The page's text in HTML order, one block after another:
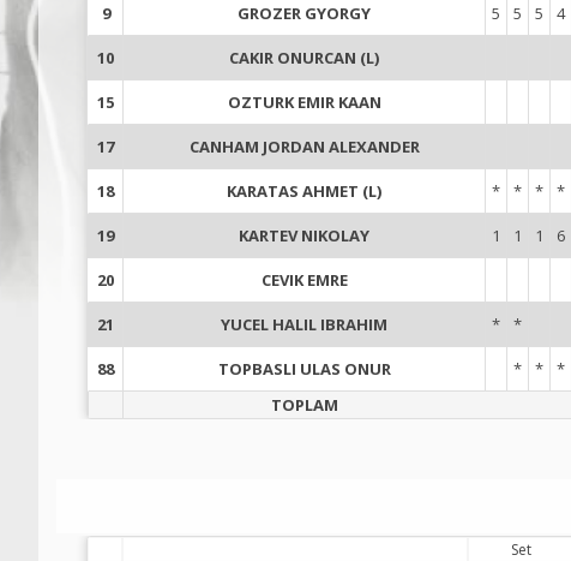
9 GROZER GYORGY 5 5 5 4
10 CAKIR ONURCAN (L)
15 OZTURK EMIR KAAN
17 CANHAM JORDAN ALEXANDER
18 KARATAS AHMET (L) * * * *
19 KARTEV NIKOLAY 1 1 1 6
20 CEVIK EMRE
21 YUCEL HALIL IBRAHIM * *
88 TOPBASLI ULAS ONUR * * *
TOPLAM
Set